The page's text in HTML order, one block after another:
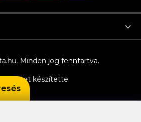
Shoptet készítette
. Minden jog fenntartva.